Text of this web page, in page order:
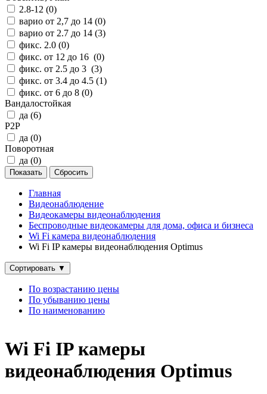
2.8-12 (0)
варио от 2,7 до 14 (0)
варио от 2.7 до 14 (3)
фикс. 2.0 (0)
фикс. от 12 до 16 (0)
фикс. от 2.5 до 3 (3)
фикс. от 3.4 до 4.5 (1)
фикс. от 6 до 8 (0)
Вандалостойкая
да (6)
P2P
да (0)
Поворотная
да (0)
Главная
Видеонаблюдение
Видеокамеры видеонаблюдения
Беспроводные видеокамеры для дома, офиса и бизнеса
Wi Fi камера видеонаблюдения
Wi Fi IP камеры видеонаблюдения Optimus
Сортировать ▼
По возрастанию цены
По убыванию цены
По наименованию
Wi Fi IP камеры
видеонаблюдения Optimus